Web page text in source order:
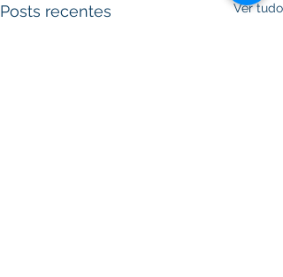
Posts recentes Ver tudo